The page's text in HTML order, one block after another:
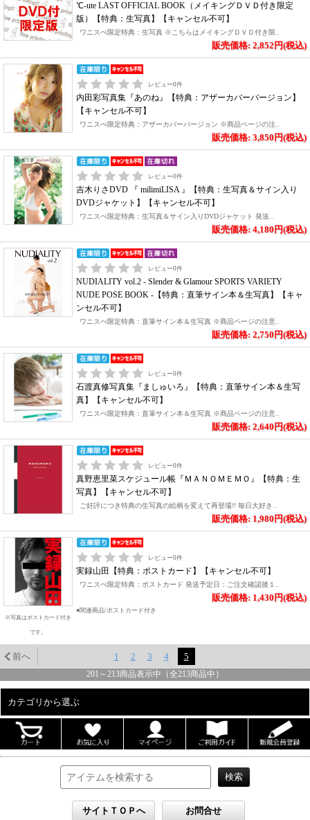
℃-ute LAST OFFICIAL BOOK（メイキングＤＶＤ付き限定
版）【特典：生写真】【キャンセル不可】
ワニスぺ限定特典：生写真 ※こちらはメイキングＤＶＤ付き限..
販売価格: 2,852円(税込)
レビュー0件
内田彩写真集『あのね』【特典：アザーカバーバージョン】
【キャンセル不可】
ワニスぺ限定特典：アザーカバーバージョン ※商品ページの注..
販売価格: 3,850円(税込)
レビュー0件
吉木りさDVD 『 milimiLISA 』【特典：生写真＆サイン入り
DVDジャケット】【キャンセル不可】
ワニスぺ限定特典：生写真＆サイン入りDVDジャケット 発送..
販売価格: 4,180円(税込)
レビュー0件
NUDIALITY vol.2 - Slender & Glamour SPORTS VARIETY
NUDE POSE BOOK -【特典：直筆サイン本＆生写真】【キャ
ンセル不可】
ワニスぺ限定特典：直筆サイン本＆生写真 ※商品ページの注意..
販売価格: 2,750円(税込)
レビュー0件
石渡真修写真集『ましゅいろ』【特典：直筆サイン本＆生写
真】【キャンセル不可】
ワニスぺ限定特典：直筆サイン本＆生写真 ※商品ページの注意..
販売価格: 2,640円(税込)
レビュー0件
真野恵里菜スケジュール帳『ＭＡＮＯＭＥＭＯ』【特典：生
写真】【キャンセル不可】
ご好評につき特典の生写真の絵柄を変えて再登場!! 毎日大好き..
販売価格: 1,980円(税込)
※写真はポストカード付き
です。
レビュー0件
実録山田【特典：ポストカード】【キャンセル不可】
ワニスぺ限定特典：ポストカード 発送予定日：ご注文確認後１..
販売価格: 1,430円(税込)
●関連商品/ポストカード付き
前へ 1 2 3 4 5
201 ～ 213商品表示中（全213商品中）
カテゴリから選ぶ
ALL
男性写真集